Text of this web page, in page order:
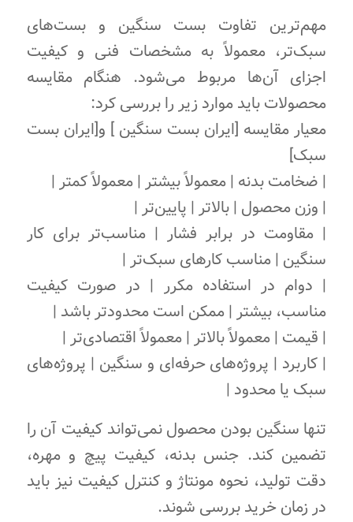
مهم‌ترین تفاوت بست سنگین و بست‌های
سبک‌تر، معمولاً به مشخصات فنی و کیفیت
اجزای آن‌ها مربوط می‌شود. هنگام مقایسه
محصولات باید موارد زیر را بررسی کرد:
معیار مقایسه [ایران بست سنگین ] و[ایران بست
سبک]
| ضخامت بدنه | معمولاً بیشتر | معمولاً کمتر |
| وزن محصول | بالاتر | پایین‌تر |
| مقاومت در برابر فشار | مناسب‌تر برای کار
سنگین | مناسب کارهای سبک‌تر |
| دوام در استفاده مکرر | در صورت کیفیت
مناسب، بیشتر | ممکن است محدودتر باشد |
| قیمت | معمولاً بالاتر | معمولاً اقتصادی‌تر |
| کاربرد | پروژه‌های حرفه‌ای و سنگین | پروژه‌های
سبک یا محدود |
تنها سنگین بودن محصول نمی‌تواند کیفیت آن را
تضمین کند. جنس بدنه، کیفیت پیچ و مهره،
دقت تولید، نحوه مونتاژ و کنترل کیفیت نیز باید
در زمان خرید بررسی شوند.